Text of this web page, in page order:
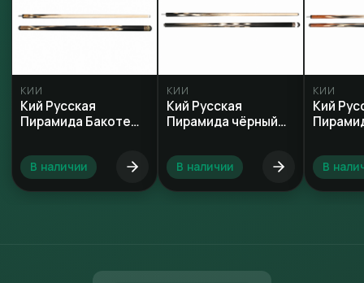
КИИ
Кий Русская
Пирамида Бакоте
В наличии
КИИ
Кий Русская
Пирамида чёрный
В наличии
КИИ
Кий
В